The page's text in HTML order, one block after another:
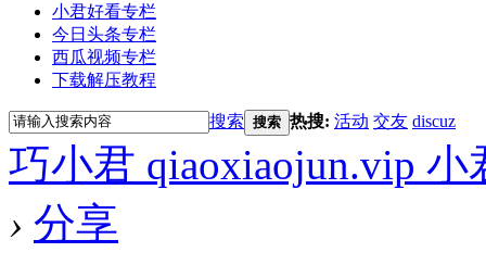
小君好看专栏
今日头条专栏
西瓜视频专栏
下载解压教程
搜索 搜索 热搜: 活动 交友 discuz
巧小君 qiaoxiaojun.vip
› 分享